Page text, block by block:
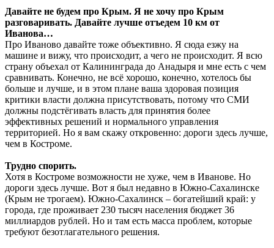
Давайте не будем про Крым. Я не хочу про Крым
разговаривать. Давайте лучше отъедем 10 км от
Иванова…
Про Иваново давайте тоже объективно. Я сюда езжу на
машине и вижу, что происходит, а чего не происходит. Я всю
страну объехал от Калининграда до Анадыря и мне есть с чем
сравнивать. Конечно, не всё хорошо, конечно, хотелось бы
больше и лучше, и в этом плане ваша здоровая позиция
критики власти должна присутствовать, потому что СМИ
должны подстёгивать власть для принятия более
эффективных решений и нормального управления
территорией. Но я вам скажу откровенно: дороги здесь лучше,
чем в Костроме.
Трудно спорить.
Хотя в Костроме возможности не хуже, чем в Иванове. Но
дороги здесь лучше. Вот я был недавно в Южно-Сахалинске
(Крым не трогаем). Южно-Сахалинск – богатейший край: у
города, где проживает 230 тысяч населения бюджет 36
миллиардов рублей. Но и там есть масса проблем, которые
требуют безотлагательного решения.